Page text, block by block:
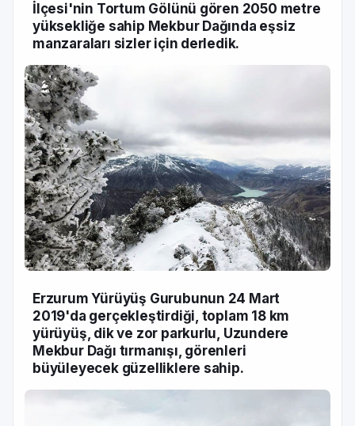
İlçesi'nin Tortum Gölünü gören 2050 metre
yüksekliğe sahip Mekbur Dağında eşsiz
manzaraları sizler için derledik.
Erzurum Yürüyüş Gurubunun 24 Mart
2019'da gerçekleştirdiği, toplam 18 km
yürüyüş, dik ve zor parkurlu, Uzundere
Mekbur Dağı tırmanışı, görenleri
büyüleyecek güzelliklere sahip.